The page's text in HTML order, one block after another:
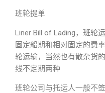
班轮提单
Liner Bill of Lading，班轮
固定船期和相对固定的费
轮运输，当然也有散杂货
线不定期两种
班轮公司与托运人一般不